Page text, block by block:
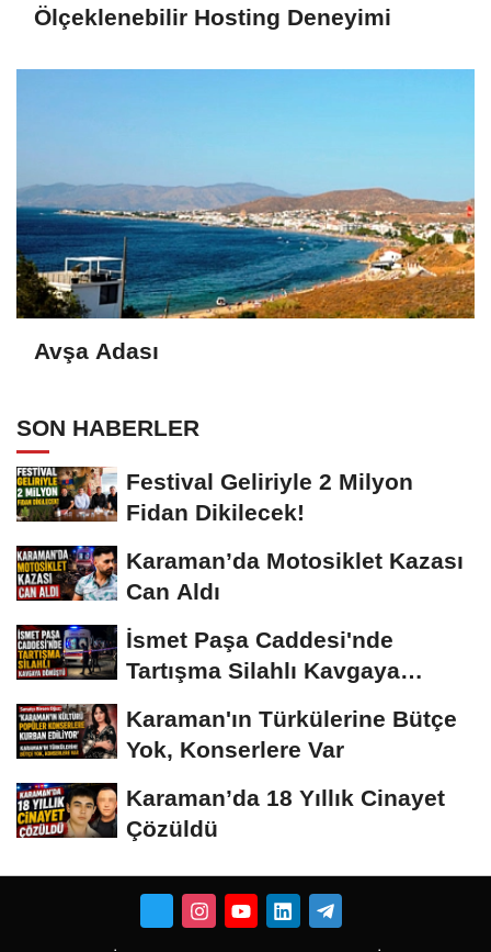
Ölçeklenebilir Hosting Deneyimi
Avşa Adası
SON HABERLER
Festival Geliriyle 2 Milyon
Fidan Dikilecek!
Karaman’da Motosiklet Kazası
Can Aldı
İsmet Paşa Caddesi'nde
Tartışma Silahlı Kavgaya
Karaman'ın Türkülerine Bütçe
Yok, Konserlere Var
Karaman’da 18 Yıllık Cinayet
Çözüldü